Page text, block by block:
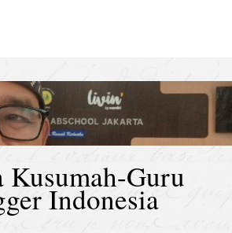
Kusumah-Guru
Indonesia